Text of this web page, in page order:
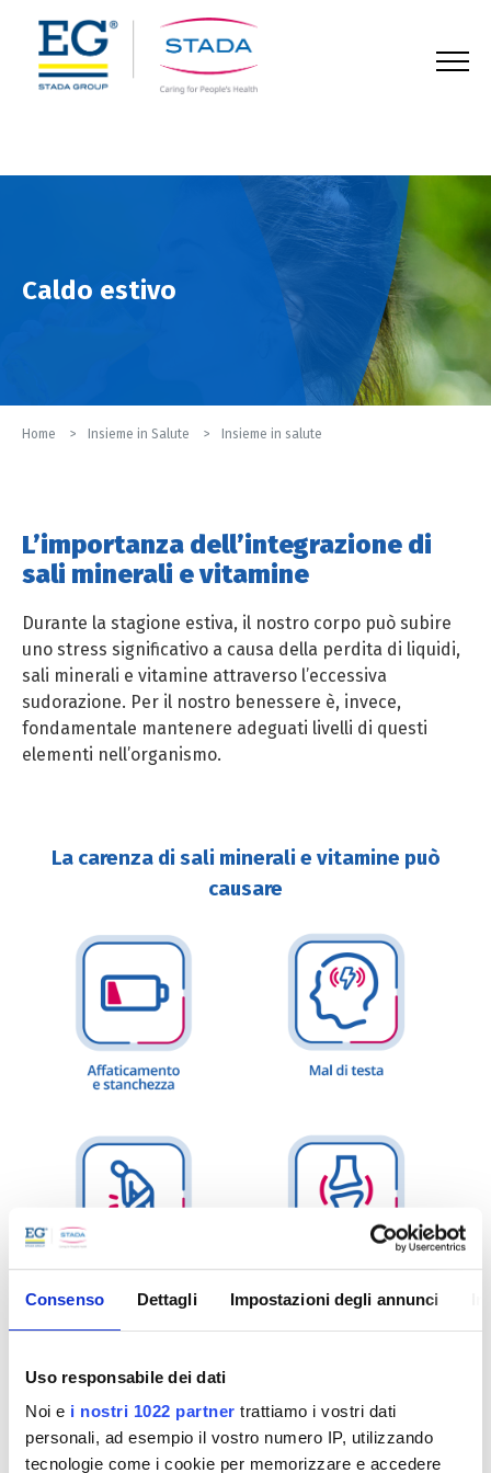
Consenso Dettagli Impostazioni degli annunci
Uso responsabile dei dati
Noi e i nostri 1022 partner trattiamo i vostri dati
personali, ad esempio il vostro numero IP, utilizzando
tecnologie come i cookie per memorizzare e accedere
Caldo estivo
Home Insieme in Salute Insieme in salute
L’importanza dell’integrazione di
sali minerali e vitamine
Durante la stagione estiva, il nostro corpo può subire
uno stress significativo a causa della perdita di liquidi,
sali minerali e vitamine attraverso l’eccessiva
sudorazione. Per il nostro benessere è, invece,
fondamentale mantenere adeguati livelli di questi
elementi nell’organismo.
La carenza di sali minerali e vitamine può
causare